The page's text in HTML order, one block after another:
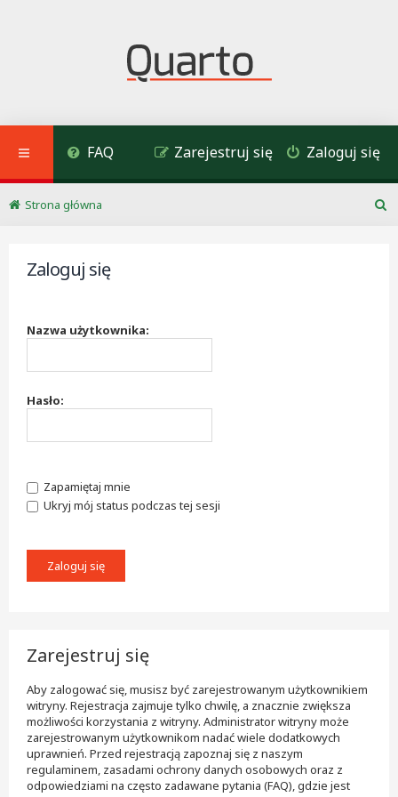
FAQ Zaloguj się
Zarejestruj się
Strona główna
Zaloguj się
Nazwa użytkownika:
Hasło:
Zapamiętaj mnie
Ukryj mój status podczas tej sesji
Zarejestruj się
Aby zalogować się, musisz być zarejestrowanym użytkownikiem
witryny. Rejestracja zajmuje tylko chwilę, a znacznie zwiększa
możliwości korzystania z witryny. Administrator witryny może
zarejestrowanym użytkownikom nadać wiele dodatkowych
uprawnień. Przed rejestracją zapoznaj się z naszym
regulaminem, zasadami ochrony danych osobowych oraz z
odpowiedziami na często zadawane pytania (FAQ), gdzie jest